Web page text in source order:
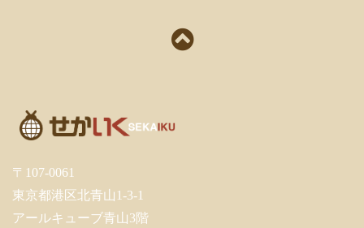
〒107-0061
東京都港区北青山1-3-1
アールキューブ青山3階